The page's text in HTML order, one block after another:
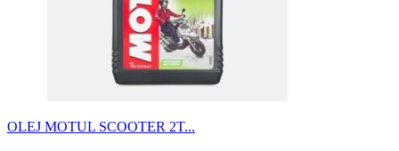
OLEJ MOTUL SCOOTER 2T...